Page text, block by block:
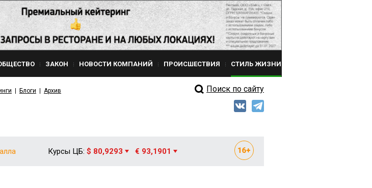
ЗАКОН НОВОСТИ КОМПАНИЙ ПРОИСШЕСТВИЯ СТИЛЬ ЖИЗНИ
Блоги Архив Поиск по сайту
Курсы ЦБ: $ 80,9293 € 93,1901